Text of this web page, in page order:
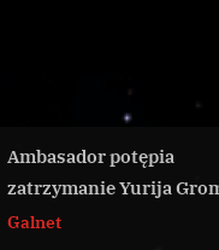
Matka
zagrożenia